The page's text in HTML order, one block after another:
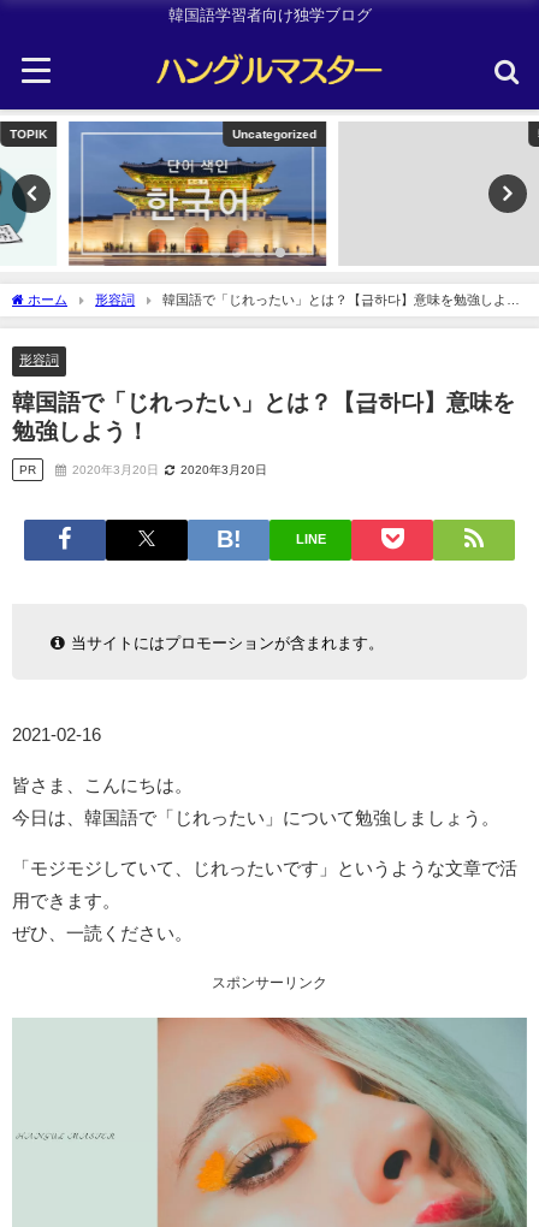
韓国語学習者向け独学ブログ
Uncategorized
ホーム 形容詞
韓国語で「じれったい」とは？【급하다】意味を勉強しよ
う！
形容詞
韓国語で「じれったい」とは？【급하다】意味を
勉強しよう！
PR 2020年3月20日 2020年3月20日
LINE
当サイトにはプロモーションが含まれます。
2021-02-16
皆さま、こんにちは。
今日は、韓国語で「じれったい」について勉強しましょう。
「モジモジしていて、じれったいです」というような文章で活
用できます。
ぜひ、一読ください。
スポンサーリンク